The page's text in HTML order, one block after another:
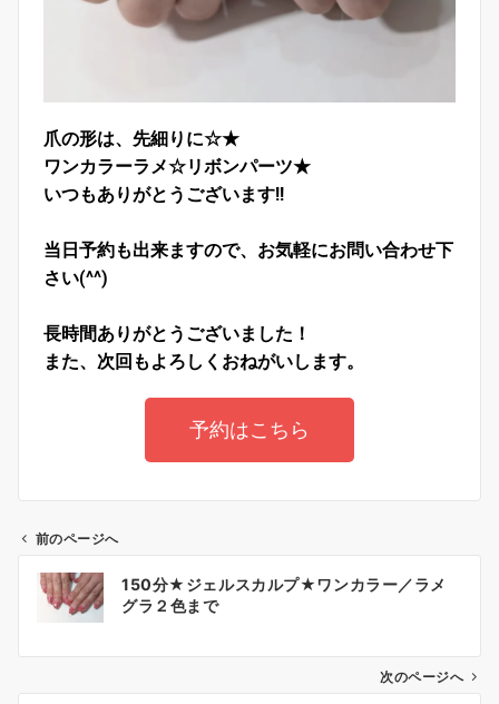
爪の形は、先細りに☆★
ワンカラーラメ☆リボンパーツ★
いつもありがとうございます!!
当日予約も出来ますので、お気軽にお問い合わせ下
さい(^^)
長時間ありがとうございました！
また、次回もよろしくおねがいします。
予約はこちら
前のページへ
150分★ジェルスカルプ★ワンカラー／ラメ
グラ２色まで
次のページへ